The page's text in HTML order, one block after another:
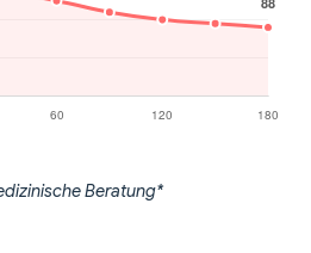
Beratung*